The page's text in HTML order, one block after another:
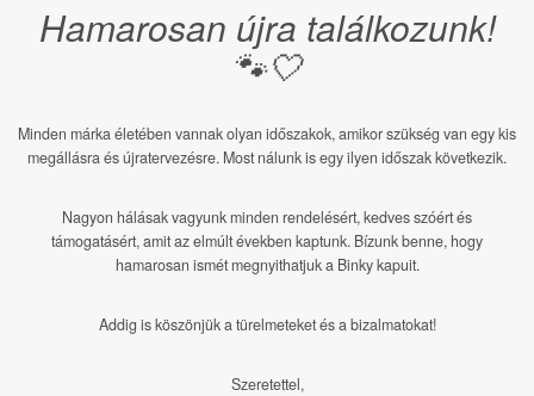
Hamarosan újra találkozunk!
🐾🤍
Minden márka életében vannak olyan időszakok, amikor szükség van egy kis
megállásra és újratervezésre. Most nálunk is egy ilyen időszak következik.
Nagyon hálásak vagyunk minden rendelésért, kedves szóért és
támogatásért, amit az elmúlt években kaptunk. Bízunk benne, hogy
hamarosan ismét megnyithatjuk a Binky kapuit.
Addig is köszönjük a türelmeteket és a bizalmatokat!
Szeretettel,